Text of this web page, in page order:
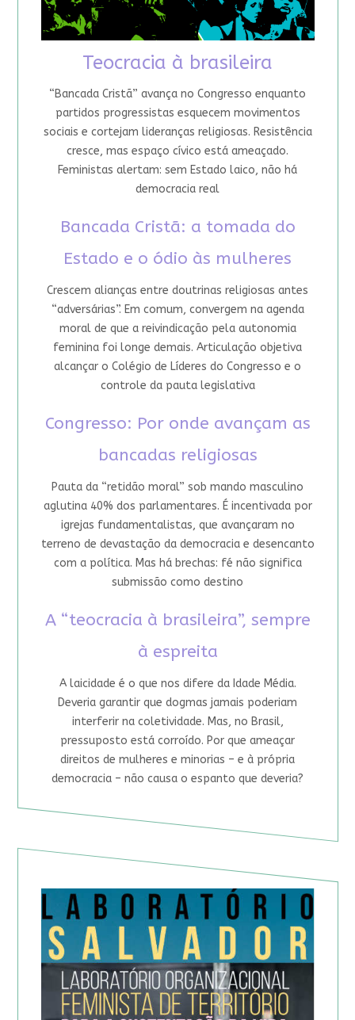
Teocracia à brasileira
“Bancada Cristã” avança no Congresso enquanto
partidos progressistas esquecem movimentos
sociais e cortejam lideranças religiosas. Resistência
cresce, mas espaço cívico está ameaçado.
Feministas alertam: sem Estado laico, não há
democracia real
Bancada Cristã: a tomada do
Estado e o ódio às mulheres
Crescem alianças entre doutrinas religiosas antes
“adversárias”. Em comum, convergem na agenda
moral de que a reivindicação pela autonomia
feminina foi longe demais. Articulação objetiva
alcançar o Colégio de Líderes do Congresso e o
controle da pauta legislativa
Congresso: Por onde avançam as
bancadas religiosas
Pauta da “retidão moral” sob mando masculino
aglutina 40% dos parlamentares. É incentivada por
igrejas fundamentalistas, que avançaram no
terreno de devastação da democracia e desencanto
com a política. Mas há brechas: fé não significa
submissão como destino
A “teocracia à brasileira”, sempre
à espreita
A laicidade é o que nos difere da Idade Média.
Deveria garantir que dogmas jamais poderiam
interferir na coletividade. Mas, no Brasil,
pressuposto está corroído. Por que ameaçar
direitos de mulheres e minorias – e à própria
democracia – não causa o espanto que deveria?